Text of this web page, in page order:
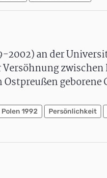
2002) an der
Polen 1992 Persönlichkeit